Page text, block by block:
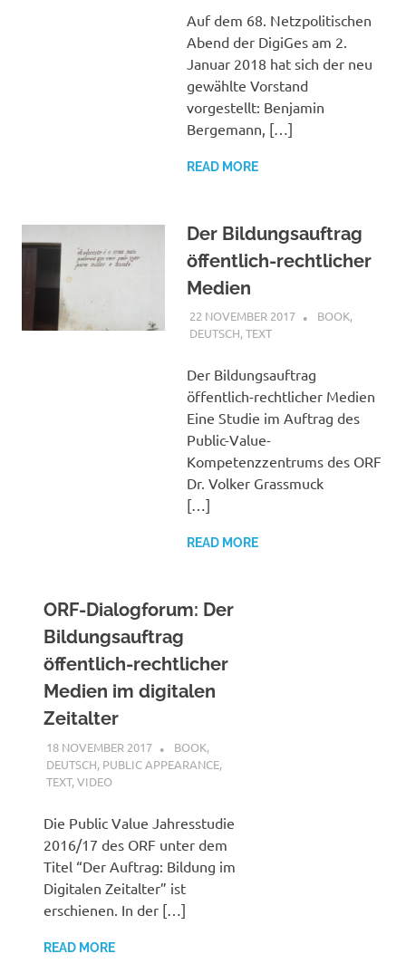
Auf dem 68. Netzpolitischen
Abend der DigiGes am 2.
Januar 2018 hat sich der neu
gewählte Vorstand
vorgestellt: Benjamin
Bergemann, […]
READ MORE
Der Bildungsauftrag
öffentlich-rechtlicher
Medien
22 NOVEMBER 2017 VGRASS
BOOK,
DEUTSCH,TEXT
Der Bildungsauftrag
öffentlich-rechtlicher Medien
Eine Studie im Auftrag des
Public-Value-
Kompetenzzentrums des ORF
Dr. Volker Grassmuck
[…]
READ MORE
ORF-Dialogforum: Der
Bildungsauftrag
öffentlich-rechtlicher
Medien im digitalen
Zeitalter
18 NOVEMBER 2017 VGRASS
BOOK,
DEUTSCH, PUBLIC APPEARANCE,
TEXT,VIDEO
Die Public Value Jahresstudie
2016/17 des ORF unter dem
Titel “Der Auftrag: Bildung im
Digitalen Zeitalter” ist
erschienen. In der […]
READ MORE